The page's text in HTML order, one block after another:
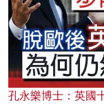
孔永樂博士：英國